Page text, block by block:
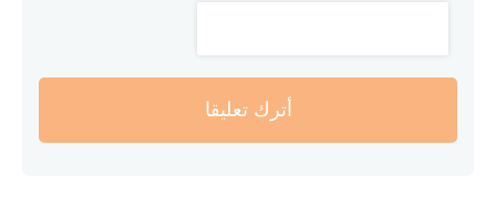
أترك تعليقا